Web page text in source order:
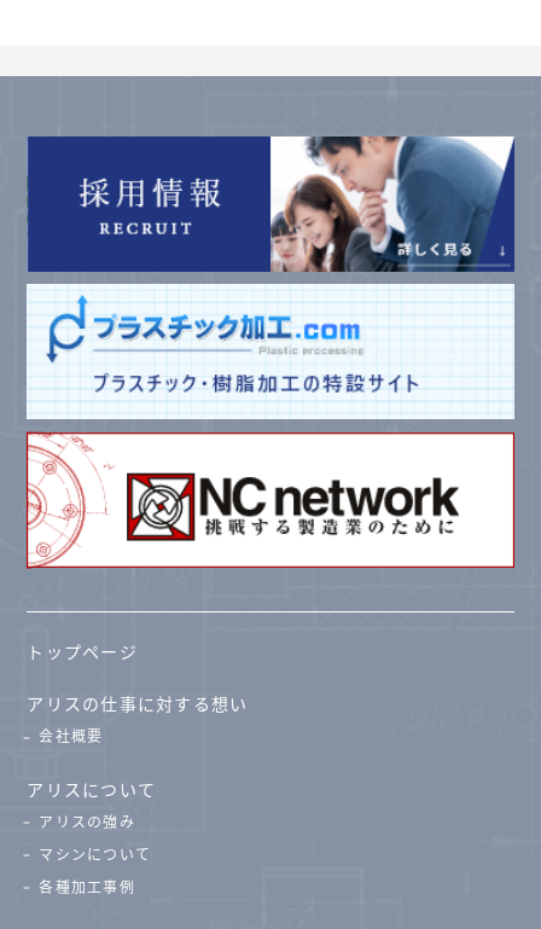
トップページ
アリスの仕事に対する想い
会社概要
アリスについて
アリスの強み
マシンについて
各種加工事例